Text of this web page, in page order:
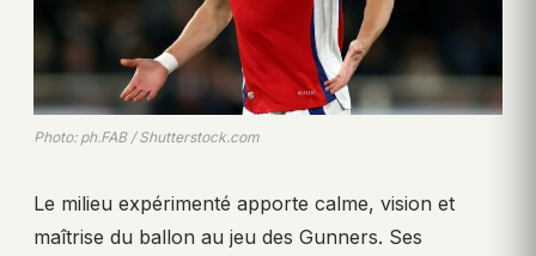
Photo: ph.FAB / Shutterstock.com
Le milieu expérimenté apporte calme, vision et
maîtrise du ballon au jeu des Gunners. Ses